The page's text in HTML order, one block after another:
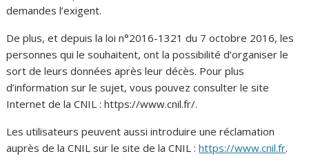
demandes l’exigent.
De plus, et depuis la loi n°2016-1321 du 7 octobre 2016, les
personnes qui le souhaitent, ont la possibilité d’organiser le
sort de leurs données après leur décès. Pour plus
d’information sur le sujet, vous pouvez consulter le site
Internet de la CNIL : https://www.cnil.fr/.
Les utilisateurs peuvent aussi introduire une réclamation
auprès de la CNIL sur le site de la CNIL :https://www.cnil.fr.